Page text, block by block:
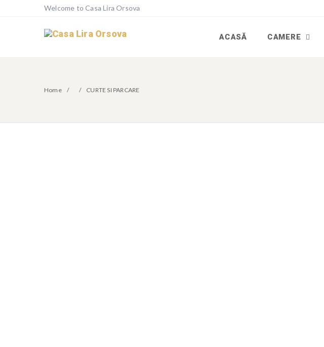
Welcome to Casa Lira Orsova
ACASĂ CAMERE
Home CURTE SI PARCARE